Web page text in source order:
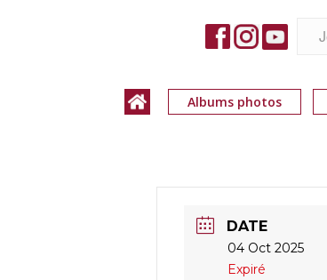
Albums photos
DATE
04 Oct 2025
Expiré